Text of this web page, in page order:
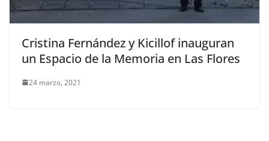
Cristina Fernández y Kicillof inauguran
un Espacio de la Memoria en Las Flores
24 marzo, 2021